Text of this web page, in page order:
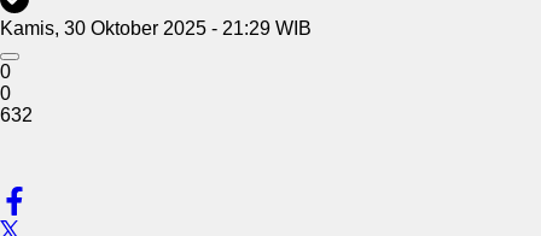
Kamis, 30 Oktober 2025 - 21:29 WIB
0
0
632